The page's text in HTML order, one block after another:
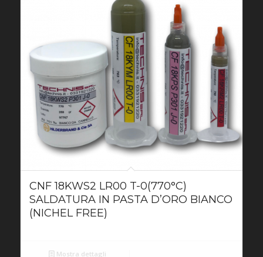
CNF 18KWS2 LR00 T-0(770°C)
SALDATURA IN PASTA D’ORO BIANCO
(NICHEL FREE)
Mostra dettagli